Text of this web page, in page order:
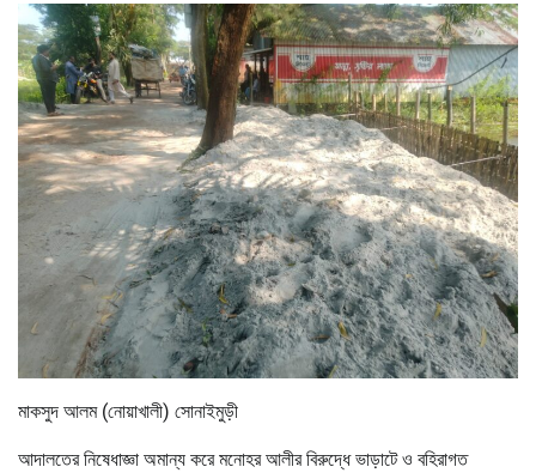
মাকসুদ আলম (নোয়াখালী) সোনাইমুড়ী
আদালতের নিষেধাজ্ঞা অমান্য করে মনোহর আলীর বিরুদ্ধে ভাড়াটে ও বহিরাগত